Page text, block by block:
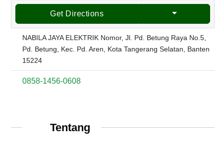
Get Directions
NABILA JAYA ELEKTRIK Nomor, Jl. Pd. Betung Raya No.5,
Pd. Betung, Kec. Pd. Aren, Kota Tangerang Selatan, Banten
15224
0858-1456-0608
Tentang